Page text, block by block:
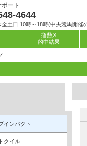
ート
4644
金土日 10時～18時(中央競馬開催
指数X
的中結果
インパクト
クイル